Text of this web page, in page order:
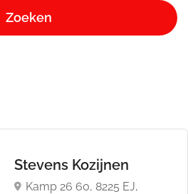
Zoeken
Stevens Kozijnen
Kamp 26 60, 8225 EJ,